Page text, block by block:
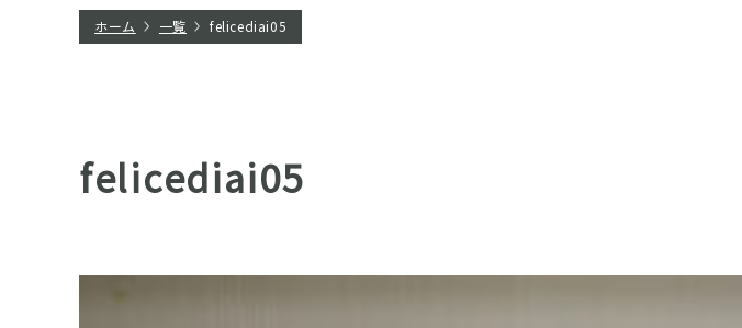
ホーム 一覧 felicediai05
felicediai05